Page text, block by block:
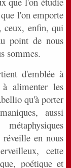
l'on emporte
ceux, enfin, qui
point de nous
sommes.
d'emblée à
à alimenter les
qu'à porter
aussi
en nous
cette
poétique et